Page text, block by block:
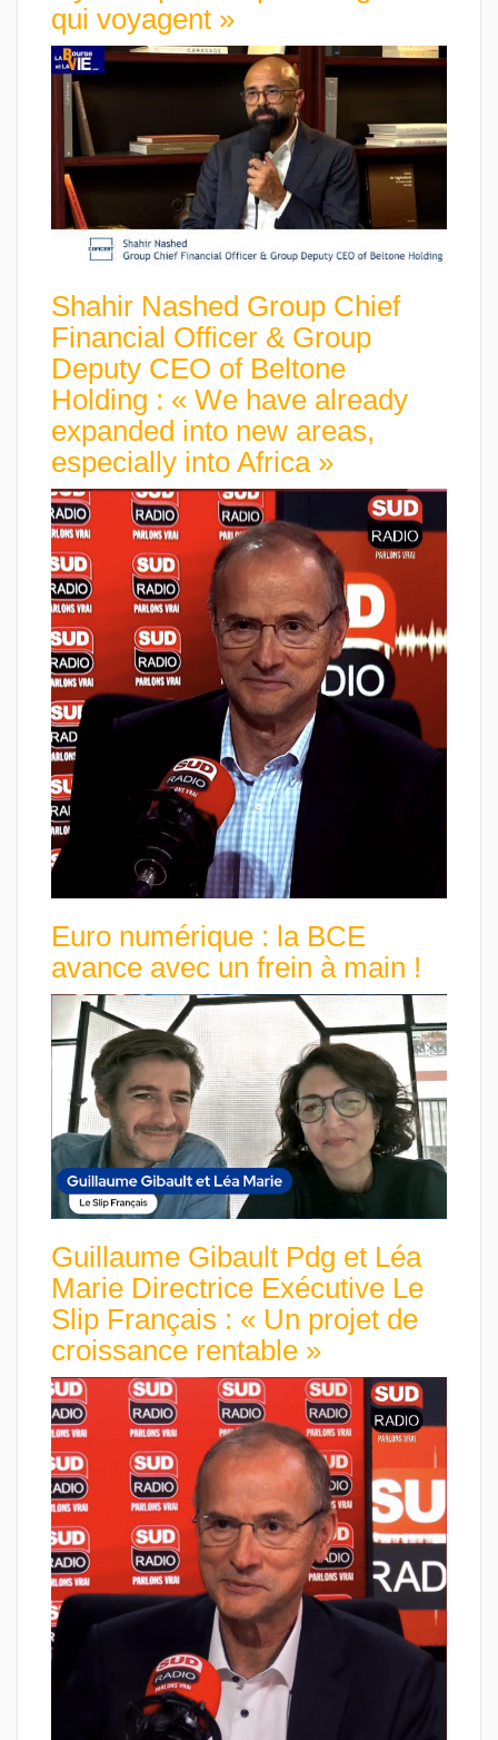
qui voyagent »
Shahir Nashed Group Chief
Financial Officer & Group
Deputy CEO of Beltone
Holding : « We have already
expanded into new areas,
especially into Africa »
Euro numérique : la BCE
avance avec un frein à main !
Guillaume Gibault Pdg et Léa
Marie Directrice Exécutive Le
Slip Français : « Un projet de
croissance rentable »